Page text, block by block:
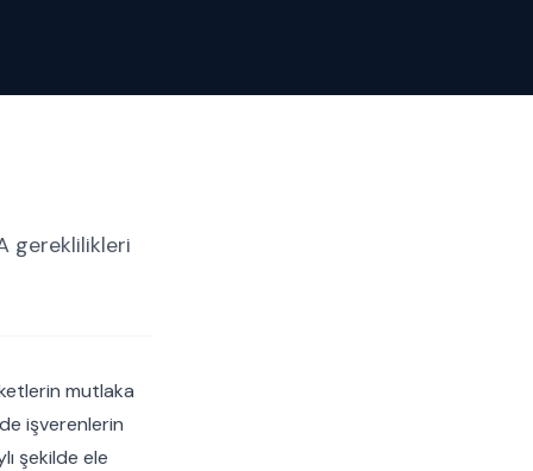
gereklilikleri
mutlaka
işverenlerin
şekilde ele